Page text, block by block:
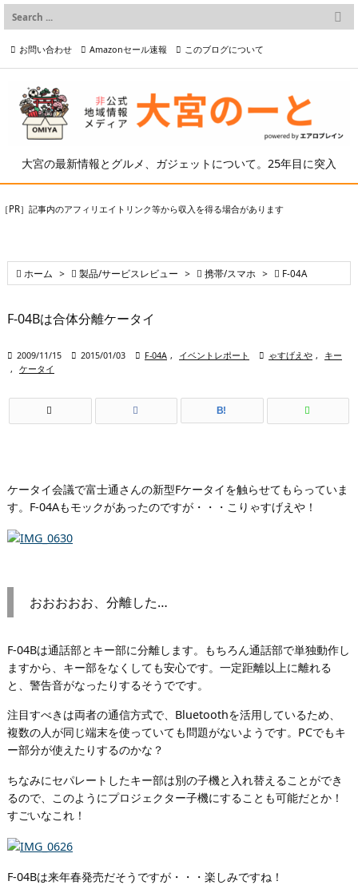
大宮の最新情報とグルメ、ガジェットについて。25年目に突入

メニュー

検索
お問い合わせ Amazonセール速報 このブログについて
プライバシーポリシー等
［PR］記事内のアフィリエイトリンク等から収入を得る場合があります
 ホーム >  製品/サービスレビュー >  携帯/スマホ >  F-04A
F-04Bは合体分離ケータイ
 2009/11/15  2015/01/03  F-04A , イベントレポート  ゃすげえや ,
キー
,
ケータイ
B!
ケータイ会議で富士通さんの新型Fケータイを触らせてもらっていま
す。F-04Aもモックがあったのですが・・・こりゃすげえや！
おおおおお、分離した…
F-04Bは通話部とキー部に分離します。もちろん通話部で単独動作し
ますから、キー部をなくしても安心です。一定距離以上に離れる
と、警告音がなったりするそうでです。
注目すべきは両者の通信方式で、Bluetoothを活用しているため、
複数の人が同じ端末を使っていても問題がないようです。PCでもキ
ー部分が使えたりするのかな？
ちなみにセパレートしたキー部は別の子機と入れ替えることができ
るので、このようにプロジェクター子機にすることも可能だとか！
すごいなこれ！
F-04Bは来年春発売だそうですが・・・楽しみですね！